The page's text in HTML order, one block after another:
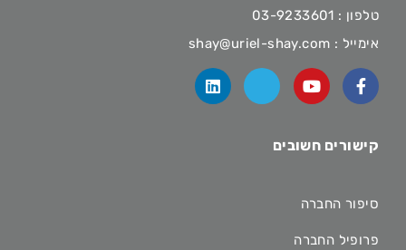
טלפון : 03-9233601
אימייל : shay@uriel-shay.com
קישורים חשובים
סיפור החברה
פרופיל החברה